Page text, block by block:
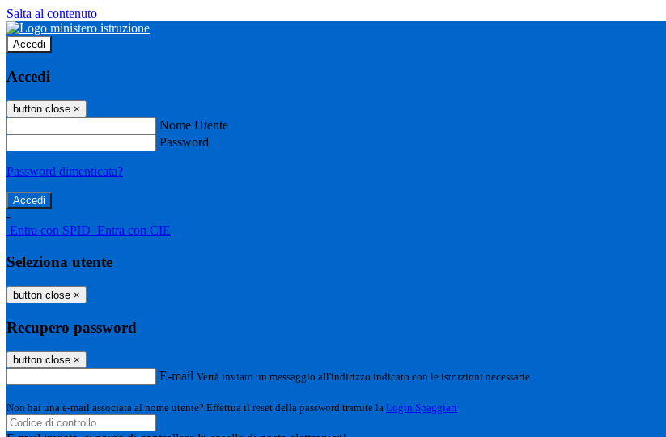
Salta al contenuto
Accedi
Accedi
button close ×
Nome Utente
Password
Password dimenticata?
-
Entra con SPID Entra con CIE
Seleziona utente
button close ×
Recupero password
button close ×
E-mail Verrà inviato un messaggio all'indirizzo indicato con le istruzioni necessarie.
Non hai una e-mail associata al nome utente? Effettua il reset della password tramite la Login Spaggiari